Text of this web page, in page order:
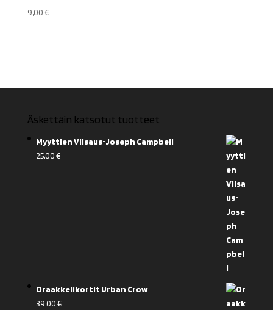
9,00€
Äskettäin katsotut tuotteet
Myyttien Viisaus-Joseph Campbell
25,00€
Oraakkelikortit Urban Crow
39,00€